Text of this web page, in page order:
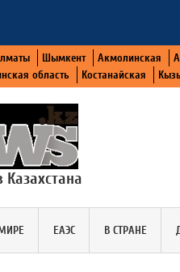
Шымкент Акмолинская
область
Костанайская
Казахстана
ЕАЭС В СТРАНЕ